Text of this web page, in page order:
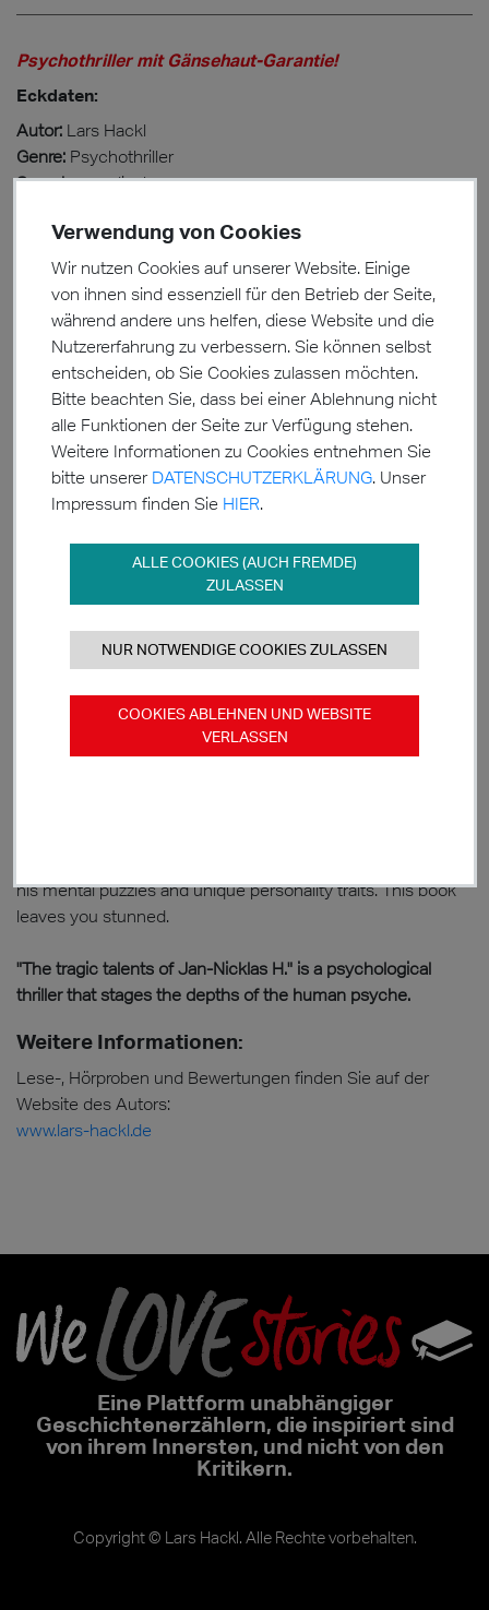
Psychothriller mit Gänsehaut-Garantie!
Eckdaten:
Autor: Lars Hackl
Genre: Psychothriller
Sprache:englisch
Auflage:1. (11/2019)
ISBN:978-3-948444-05-1
GTIN: 9783948444051
Beschreibung:
Everything always catches up with you.
Jan-Nicklas H. is blessed with all talents: He is young, looks
fantastic, is highly intelligent, athletic and has always been
able to appear fascinating to other people. Although all
doors are open to him, he chooses the dark path. Using his
involved in manipulative games and the most bizarre
experiments. Whoever does not admire him unconditionally
is against him and will be mercilessly punished, even to
death. He tolerates collateral damage without emotion. He
does not judge and wait for life to do it. Only the encounter
identity. But everything he has done, inexorably fetches him
piece by piece in a furious finale.
his mental puzzles and unique personality traits. This book
leaves you stunned.
"The tragic talents of Jan-Nicklas H." is a psychological
thriller that stages the depths of the human psyche.
Weitere Informationen:
Lese-, Hörproben und Bewertungen finden Sie auf der
Website des Autors:
www.lars-hackl.de
Eine Plattform unabhängiger
Geschichtenerzählern, die inspiriert sind
von ihrem Innersten, und nicht von den
Kritikern.
Copyright © Lars Hackl. Alle Rechte vorbehalten.
Verwendung von Cookies
Wir nutzen Cookies auf unserer Website. Einige
von ihnen sind essenziell für den Betrieb der Seite,
während andere uns helfen, diese Website und die
Nutzererfahrung zu verbessern. Sie können selbst
entscheiden, ob Sie Cookies zulassen möchten.
Bitte beachten Sie, dass bei einer Ablehnung nicht
alle Funktionen der Seite zur Verfügung stehen.
Weitere Informationen zu Cookies entnehmen Sie
bitte unserer DATENSCHUTZERKLÄRUNG. Unser
Impressum finden Sie HIER.